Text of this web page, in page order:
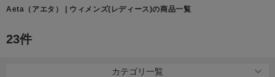
Aeta （アエタ） | ウィメンズ(レディース)の商品一覧
23件
カテゴリ一覧